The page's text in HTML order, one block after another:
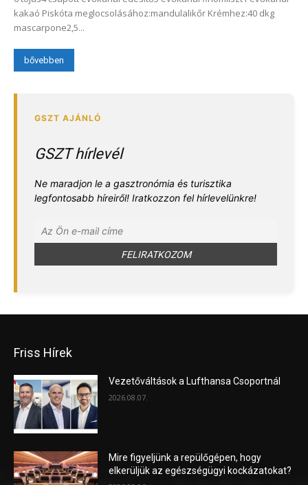
kakaó Piskóta meglocsolásához:mandulalikőr Krémhez:40 dkg
mascarpone2,5...
bővebben
GSZT hírlevél
Ne maradjon le a gasztronómia és turisztika
legfontosabb híreiről! Iratkozzon fel hírlevelünkre!
Friss Hírek
Vezetőváltások a Lufthansa Csoportnál
2026.08.07.
Mire figyeljünk a repülőgépen, hogy
elkerüljük az egészségügyi kockázatokat?